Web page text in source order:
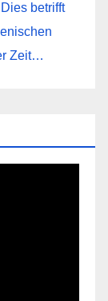
betrifft
Zeit…